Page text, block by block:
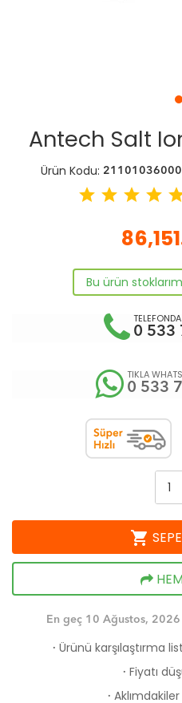
Antech Salt
Ürün Kodu:
star star star star
Bu ürün
0 533
TIKLA
0 533
shopping_cart
En geç 10 Ağustos,
· Ürünü karşılaştırma
· Fiyatı
·